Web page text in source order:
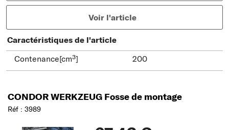
Voir l'article
Caractéristiques de l'article
Contenance[cm³]
200
CONDOR WERKZEUG Fosse de montage
Réf : 3989